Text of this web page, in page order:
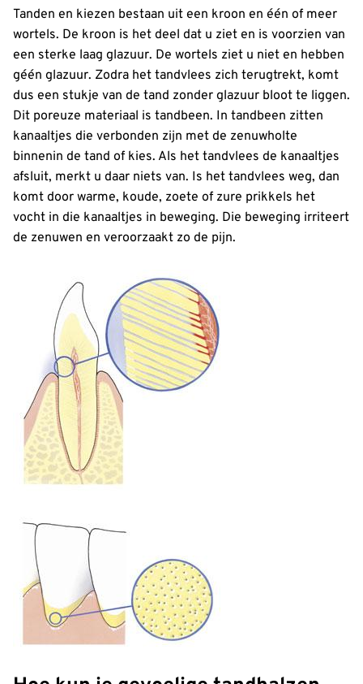
Tanden en kiezen bestaan uit een kroon en één of meer
wortels. De kroon is het deel dat u ziet en is voorzien van
een sterke laag glazuur. De wortels ziet u niet en hebben
géén glazuur. Zodra het tandvlees zich terugtrekt, komt
dus een stukje van de tand zonder glazuur bloot te liggen.
Dit poreuze materiaal is tandbeen. In tandbeen zitten
kanaaltjes die verbonden zijn met de zenuwholte
binnenin de tand of kies. Als het tandvlees de kanaaltjes
afsluit, merkt u daar niets van. Is het tandvlees weg, dan
komt door warme, koude, zoete of zure prikkels het
vocht in die kanaaltjes in beweging. Die beweging irriteert
de zenuwen en veroorzaakt zo de pijn.